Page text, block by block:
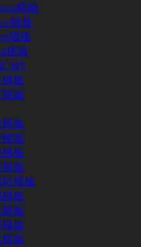
模板
模板
模板
模板
板
板
板
板
板
板
模板
板
板
板
板